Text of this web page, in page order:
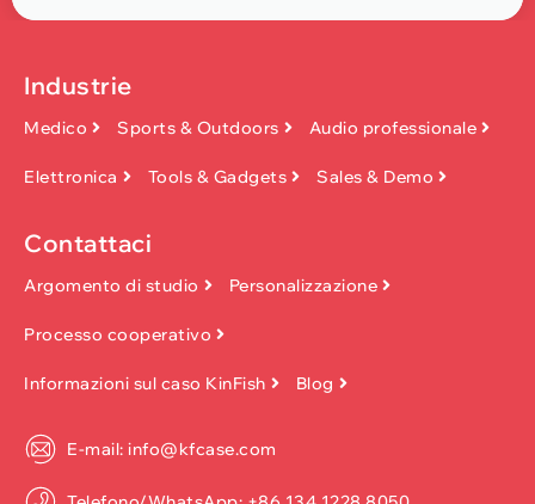
Industrie
Medico Sports & Outdoors Audio professionale
Elettronica Tools & Gadgets Sales & Demo
Contattaci
Argomento di studio Personalizzazione
Processo cooperativo
Informazioni sul caso KinFish Blog
E-mail: info@kfcase.com